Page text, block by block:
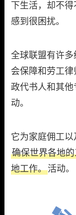
下生活，却不
感到很困扰。
全球联盟有许
会保障和劳工
政代书人和其
动。
它为家庭佣工以
确保世界各地
地工作。活动。